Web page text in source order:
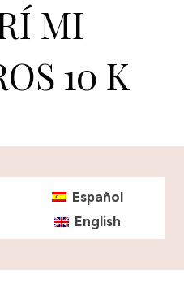
MI
10 K
Español
English